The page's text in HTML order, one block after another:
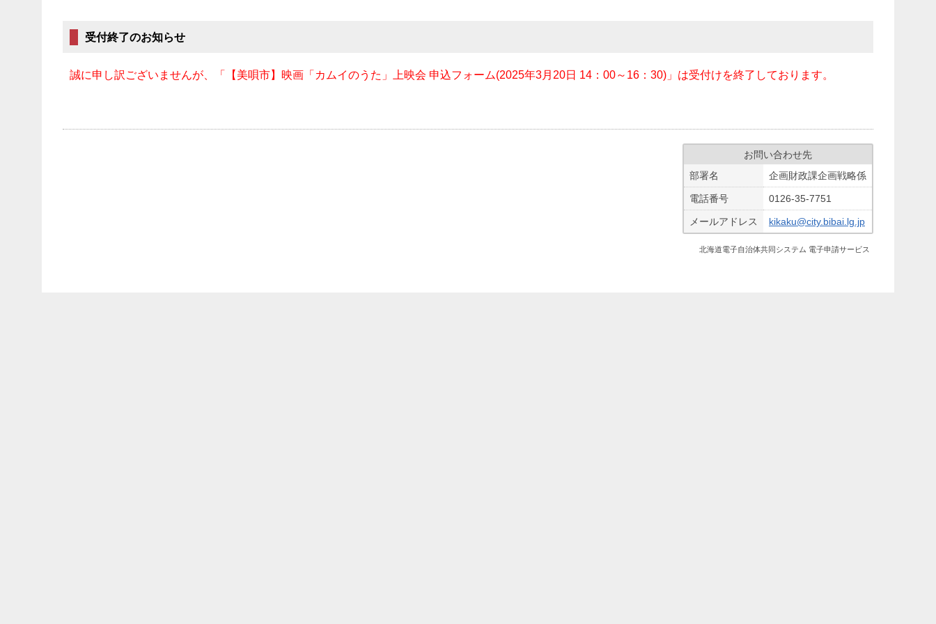
受付終了のお知らせ
誠に申し訳ございませんが、「【美唄市】映画「カムイのうた」上映会 申込フォーム(2025年3月20日 14：00～16：30)」は受付けを終了しております。
お問い合わせ先
部署名
企画財政課企画戦略係
電話番号 0126-35-7751
メールアドレス kikaku@city.bibai.lg.jp
北海道電子自治体共同システム 電子申請サービス